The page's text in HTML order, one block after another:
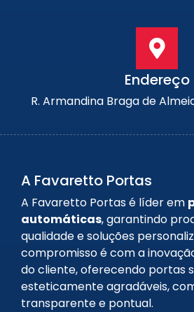
Endereço
R. Armandina Braga de
A Favaretto Portas
A Favaretto Portas é líder em
automáticas, garantindo
qualidade e soluções
compromisso é com a
do cliente, oferecendo portas
esteticamente agradáveis,
transparente e pontual.